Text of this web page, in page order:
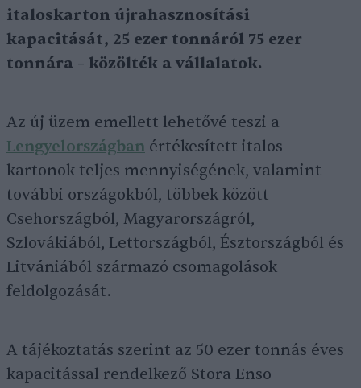
italoskarton újrahasznosítási
kapacitását, 25 ezer tonnáról 75 ezer
tonnára – közölték a vállalatok.
Az új üzem emellett lehetővé teszi a
Lengyelországban értékesített italos
kartonok teljes mennyiségének, valamint
további országokból, többek között
Csehországból, Magyarországról,
Szlovákiából, Lettországból, Észtországból és
Litvániából származó csomagolások
feldolgozását.
A tájékoztatás szerint az 50 ezer tonnás éves
kapacitással rendelkező Stora Enso